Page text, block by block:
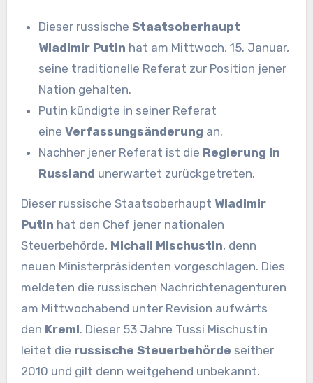
Dieser russischeStaatsoberhaupt
Wladimir Putin hat am Mittwoch, 15. Januar,
seine traditionelle Referat zur Position jener
Nation gehalten.
Putin kündigte in seiner Referat
eineVerfassungsänderung an.
Nachher jener Referat ist die Regierung in
Russland unerwartet zurückgetreten.
Dieser russische Staatsoberhaupt Wladimir
Putin hat den Chef jener nationalen
Steuerbehörde, Michail Mischustin, denn
neuen Ministerpräsidenten vorgeschlagen. Dies
meldeten die russischen Nachrichtenagenturen
am Mittwochabend unter Revision aufwärts
den Kreml. Dieser 53 Jahre Tussi Mischustin
leitet die russische Steuerbehörde seither
2010 und gilt denn weitgehend unbekannt.